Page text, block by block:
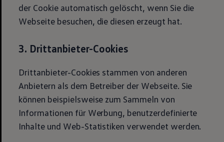
der Cookie automatisch gelöscht, wenn Sie die
Webseite besuchen, die diesen erzeugt hat.
3. Drittanbieter-Cookies
Drittanbieter-Cookies stammen von anderen
Anbietern als dem Betreiber der Webseite. Sie
können beispielsweise zum Sammeln von
Informationen für Werbung, benutzerdefinierte
Inhalte und Web-Statistiken verwendet werden.